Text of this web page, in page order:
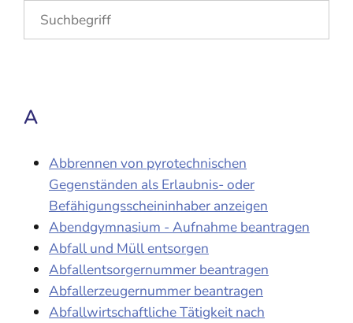
A
Abbrennen von pyrotechnischen
Gegenständen als Erlaubnis- oder
Befähigungsscheininhaber anzeigen
Abendgymnasium - Aufnahme beantragen
Abfall und Müll entsorgen
Abfallentsorgernummer beantragen
Abfallerzeugernummer beantragen
Abfallwirtschaftliche Tätigkeit nach